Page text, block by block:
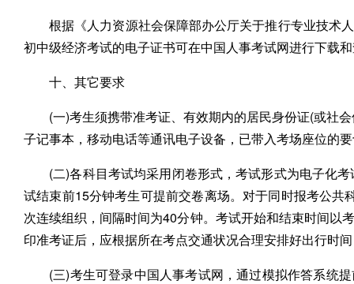
根据《人力资源社会保障部办公厅关于推行专业技术
初中级经济考试的电子证书可在中国人事考试网进行下载
十、其它要求
(一)考生须携带准考证、有效期内的居民身份证(或社
子记事本，移动电话等通讯电子设备，已带入考场座位的
(二)各科目考试均采用闭卷形式，考试形式为电子化
试结束前15分钟考生可提前交卷离场。对于同时报考公
次连续组织，间隔时间为40分钟。考试开始和结束时间以
印准考证后，应根据所在考点交通状况合理安排好出行时
(三)考生可登录中国人事考试网，通过模拟作答系统